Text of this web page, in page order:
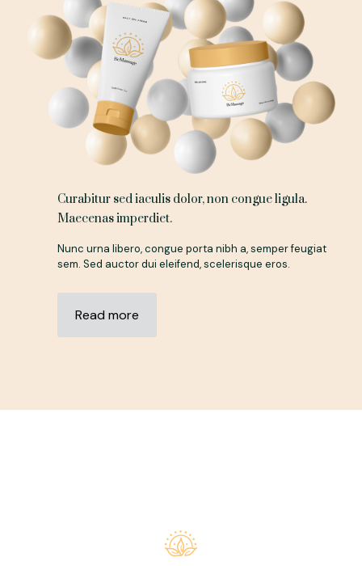
Curabitur sed iaculis dolor, non congue ligula.
Maecenas imperdiet.
Nunc urna libero, congue porta nibh a, semper feugiat
sem. Sed auctor dui eleifend, scelerisque eros.
Read more